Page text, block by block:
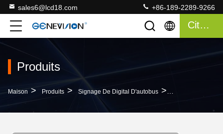
sales6@lcd18.com +86-189-2289-9266
Citation
Produits
Maison > Produits > Signage De Digital D'autobus >